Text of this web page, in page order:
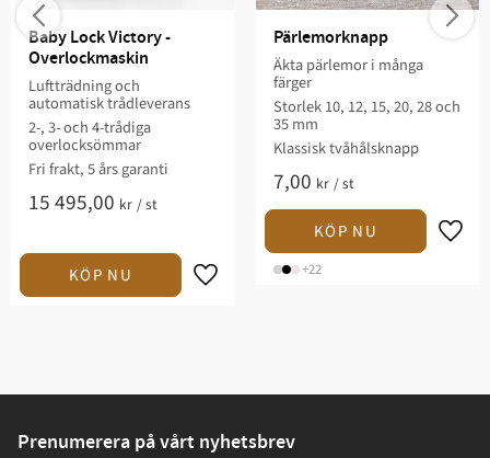
Baby Lock Victory -
Overlockmaskin
Luftträdning och
automatisk trådleverans
2-, 3- och 4-trådiga
overlocksömmar
Fri frakt, 5 års garanti
15 495,00 kr /st
Pärlemorknapp
Äkta pärlemor i många
färger
Storlek 10, 12, 15, 20, 28 och
35 mm
Klassisk tvåhålsknapp
7,00 kr /st
+22
Prenumerera på vårt nyhetsbrev